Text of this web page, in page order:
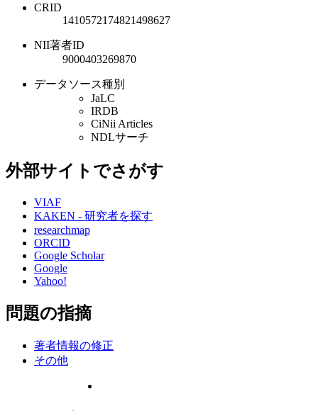
CRID
1410572174821498627
NII著者ID
9000403269870
データソース種別
JaLC
IRDB
CiNii Articles
NDLサーチ
外部サイトでさがす
VIAF
KAKEN - 研究者を探す
researchmap
ORCID
Google Scholar
Google
Yahoo!
問題の指摘
著者情報の修正
その他